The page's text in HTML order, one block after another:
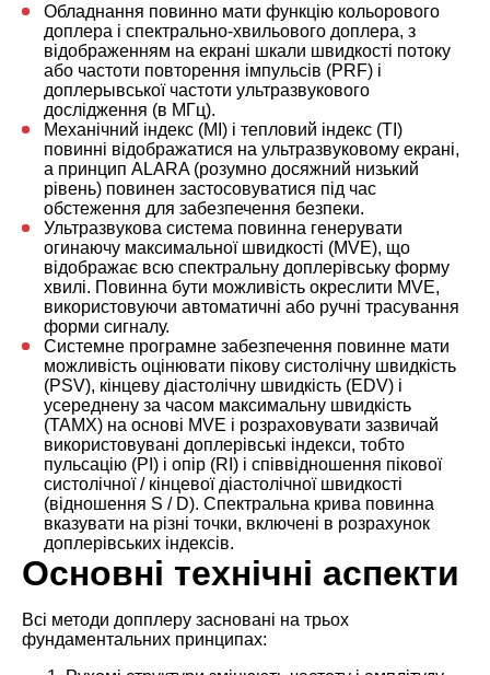
Обладнання повинно мати функцію кольорового
доплера і спектрально-хвильового доплера, з
відображенням на екрані шкали швидкості потоку
або частоти повторення імпульсів (PRF) і
доплерывської частоти ультразвукового
дослідження (в МГц).
Механічний індекс (MI) і тепловий індекс (TI)
повинні відображатися на ультразвуковому екрані,
а принцип ALARA (розумно досяжний низький
рівень) повинен застосовуватися під час
обстеження для забезпечення безпеки.
Ультразвукова система повинна генерувати
огинаючу максимальної швидкості (MVE), що
відображає всю спектральну доплерівську форму
хвилі. Повинна бути можливість окреслити MVE,
використовуючи автоматичні або ручні трасування
форми сигналу.
Системне програмне забезпечення повинне мати
можливість оцінювати пікову систолічну швидкість
(PSV), кінцеву діастолічну швидкість (EDV) і
усереднену за часом максимальну швидкість
(TAMX) на основі MVE і розраховувати зазвичай
використовувані доплерівські індекси, тобто
пульсацію (PI) і опір (RI) і співвідношення пікової
систолічної / кінцевої діастолічної швидкості
(відношення S / D). Спектральна крива повинна
вказувати на різні точки, включені в розрахунок
доплерівських індексів.
Основні технічні аспекти
Всі методи допплеру засновані на трьох
фундаментальних принципах: